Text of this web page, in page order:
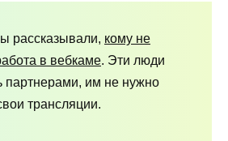
рассказывали, кому не
в вебкаме. Эти люди
партнерами, им не нужно
трансляции.